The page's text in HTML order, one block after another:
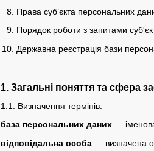
Права суб’єкта персональних
Порядок роботи з запитами
Державна реєстрація бази
1. Загальні поняття та сфера
1.1. Визначення термінів:
база персональних даних —
відповідальна особа — визначена